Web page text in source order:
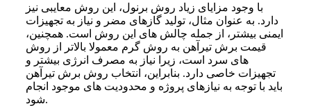
با وجود مزایای زیاد روش برنول، این روش معایبی نیز
دارد. به‌ عنوان مثال، تولید گازهای مضر و نیاز به تجهیزات
ایمنی بیشتر، از جمله چالش‌ های این روش است. همچنین،
قیمت برش تیرآهن به روش گرم معمولا بالاتر از روش‌
های سرد است، زیرا نیاز به مصرف انرژی بیشتر و
تجهیزات خاصی دارد. بنابراین، انتخاب روش برش تیرآهن
باید با توجه به نیازهای پروژه و محدودیت‌ های موجود انجام
شود.